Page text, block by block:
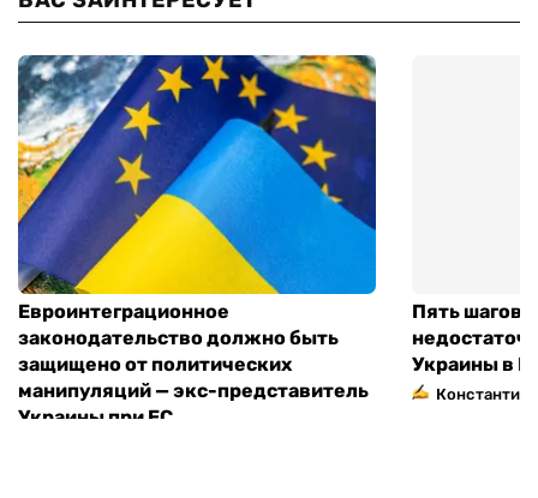
Евроинтеграционное
законодательство должно быть
защищено от политических
манипуляций — экс-представитель
Украины при ЕС
Пять шагов
Украины в
Константин